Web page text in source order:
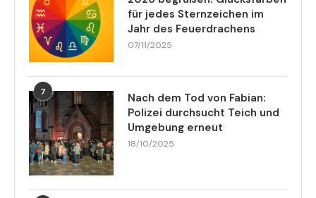
für jedes Sternzeichen im
Jahr des Feuerdrachens
07/11/2025
7
Nach dem Tod von Fabian:
Polizei durchsucht Teich und
Umgebung erneut
18/10/2025